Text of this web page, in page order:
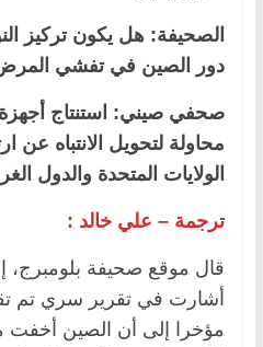
الصحيفة: هل يكون تركيز
دور الصين في تفشي
صحفي صيني: استنتاج أجهزة
محاولة لتحويل الانتباه عن
الولايات المتحدة والدول
ترجمة – علي خالد :
قال موقع صحيفة بلومبرج،
أشارت في تقرير سري تم
مؤخرا إلى أن الصين